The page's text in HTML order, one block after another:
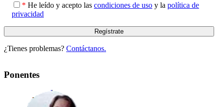
* He leído y acepto las condiciones de uso y la política de
privacidad
¿Tienes problemas? Contáctanos.
Ponentes